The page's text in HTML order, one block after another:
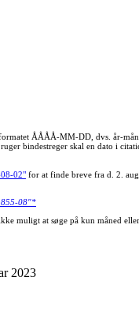
ÅÅÅÅ-MM-DD, dvs. år-
bindestreger skal en dato i
02"for at finde breve fra d. 2.
08"*
muligt at søge på kun måned eller
2023